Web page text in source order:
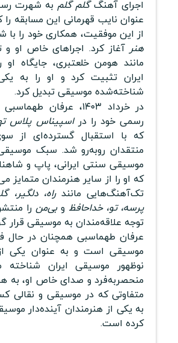
اجرای آهنگگلم گلم به شهرت
عنوان نایب قهرمانی این مسابقه
از این موفقیت، همکاری خود را
هنرآغاز کرد. اجراهای خاص او و
مانند هومن خلعتبری، جایگاه
ایران تثبیت کرد و او را به
شناخته‌شده موسیقی تبدیل کرد.
در خرداد ۱۴۰۳، عرفان
رسمی خود را دراسپیناس پلاس
که با استقبال گسترده‌ای از
منتقدان روبه‌رو شد. سبک
موسیقی سنتی ایرانی، پاپ و
که او را از سایر هنرمندان متمایز
تک‌آهنگ‌هایی مانندراه، دلگیر،
پرسه، تو، خداحافظ وبی‌منرا
توجه علاقه‌مندان به موسیقی قرار
عرفان طهماسبی همچنان در حال
موسیقی است و به عنوان یکی
نوظهور موسیقی ایران
منحصر‌به‌فرد و صدای خاص او، به
متفاوتی که در موسیقی و نقالی
به یکی از هنرمندان آینده‌دار
کرده است.